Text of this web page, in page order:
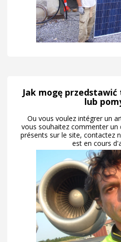
Jak mogę
lub
Ou vous voulez intégrer un
vous souhaitez commenter un
présents sur le site, contactez
est en cours